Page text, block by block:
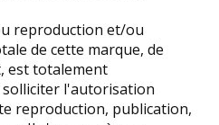
reproduction et/ou
de cette marque, de
est totalement
l'autorisation
reproduction, publication,